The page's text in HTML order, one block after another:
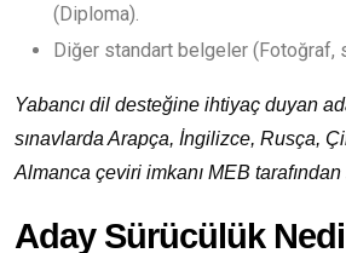
(Diploma).
Diğer standart belgeler (Fotoğraf,
Yabancı dil desteğine ihtiyaç duyan
sınavlarda Arapça, İngilizce, Rusça,
Almanca çeviri imkanı MEB tarafından
Aday Sürücülük